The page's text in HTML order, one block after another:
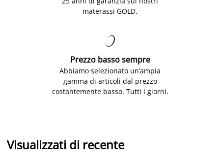
materassi GOLD.

Prezzo basso sempre
Abbiamo selezionato un’ampia
gamma di articoli dal prezzo
costantemente basso. Tutti i giorni.
Visualizzati di recente